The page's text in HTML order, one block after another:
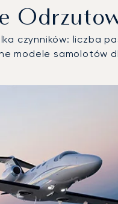
czynników: liczba
modele samolotów